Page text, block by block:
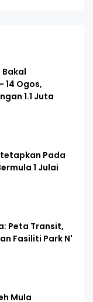
Bakal
14 Ogos,
1.1 Juta
Pada
1 Julai
Peta Transit,
Fasiliti Park N'
Mula